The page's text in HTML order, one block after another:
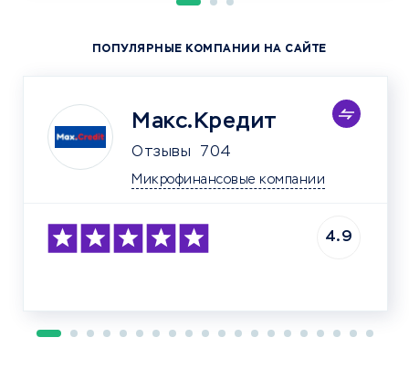
ПОПУЛЯРНЫЕ КОМПАНИИ НА САЙТЕ
Макс.Кредит
Отзывы 704
Микрофинансовые компании
4.9